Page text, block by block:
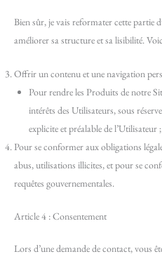
Bien sûr, je vais reformater cette partie
améliorer sa structure et sa lisibilité.
Offrir un contenu et une navigation
Pour rendre les Produits de notre
intérêts des Utilisateurs, sous
explicite et préalable de l’Utilisateur ;
Pour se conformer aux obligations
abus, utilisations illicites, et pour se
requêtes gouvernementales.
Article 4 : Consentement
Lors d’une demande de contact, vous